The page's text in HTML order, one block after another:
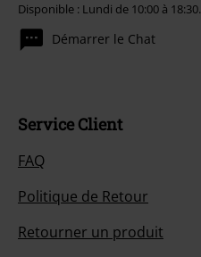
Disponible : Lundi de 10:00 à 18:30.
Démarrer le Chat
Service Client
FAQ
Politique de Retour
Retourner un produit